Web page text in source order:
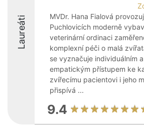
Laureáti
MVDr. Hana Fialová
Puchlovicích moderně
veterinární ordinaci
komplexní péči o malá
se vyznačuje individuálním a
empatickým přístupem ke
zvířecímu pacientovi i jeho
přispívá ...
9.4